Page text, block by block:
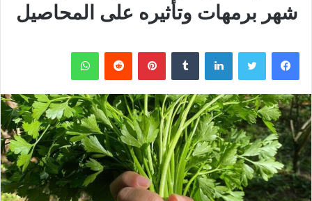
شهر برمهات وتأثيره على المحاصيل
فيسبوك تويتر لينكدإن بينتيريست واتساب